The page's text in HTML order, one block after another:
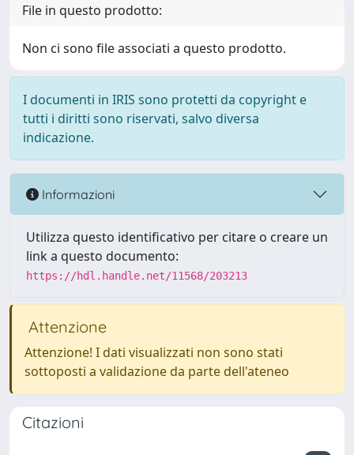
File in questo prodotto:
Non ci sono file associati a questo prodotto.
I documenti in IRIS sono protetti da copyright e
tutti i diritti sono riservati, salvo diversa
indicazione.
Informazioni
Utilizza questo identificativo per citare o creare un
link a questo documento:
https://hdl.handle.net/11568/203213
Attenzione
Attenzione! I dati visualizzati non sono stati
sottoposti a validazione da parte dell'ateneo
Citazioni